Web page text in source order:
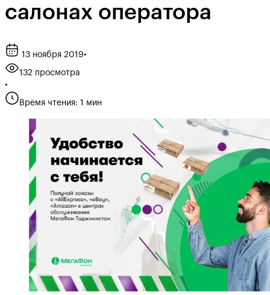
салонах оператора
13 ноября 2019•
132 просмотра
•
Время чтения: 1 мин